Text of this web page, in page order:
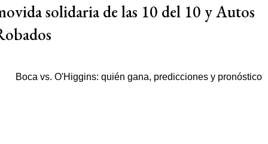
solidaria de las 10 del 10 y Autos